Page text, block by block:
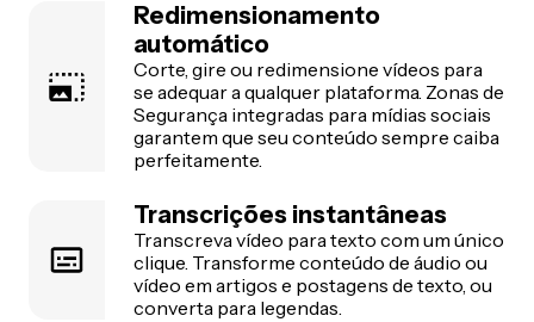
Redimensionamento
automático
Corte, gire ou redimensione vídeos para
se adequar a qualquer plataforma. Zonas de
Segurança integradas para mídias sociais
garantem que seu conteúdo sempre caiba
perfeitamente.
Transcrições instantâneas
Transcreva vídeo para texto com um único
clique. Transforme conteúdo de áudio ou
vídeo em artigos e postagens de texto, ou
converta para legendas.